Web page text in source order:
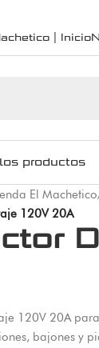
| Inicio
productos
El Machetico
120V 20A
120V 20A
bajones y